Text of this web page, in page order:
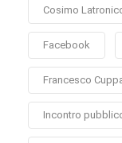
Cosimo
Facebook
Francesco
Incontro